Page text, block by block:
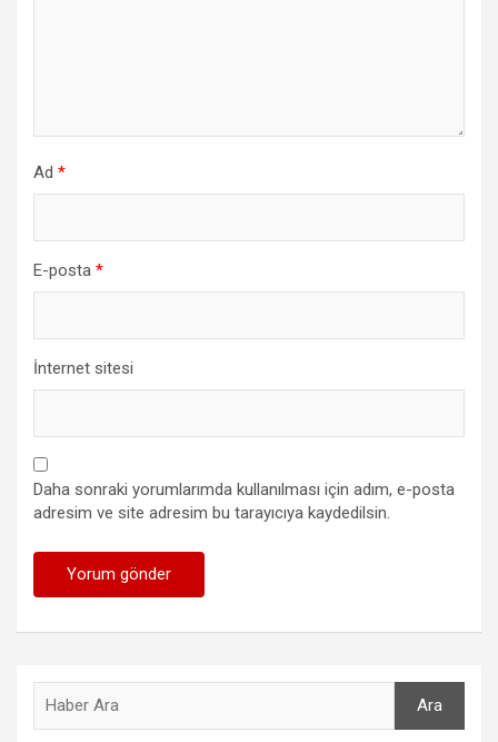
Ad *
E-posta *
İnternet sitesi
Daha sonraki yorumlarımda kullanılması için adım, e-posta
adresim ve site adresim bu tarayıcıya kaydedilsin.
Ara